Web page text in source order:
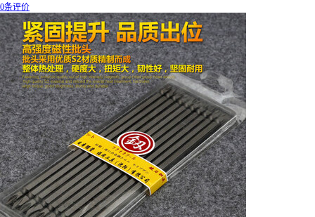
0条评价